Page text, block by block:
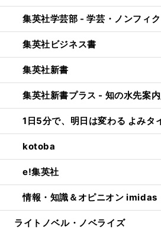
集英社学芸部 - 学芸・ノンフィ
集英社ビジネス書
集英社新書
集英社新書プラス - 知の水先案
1日5分で、明日は変わる よみ
kotoba
e!集英社
情報・知識＆オピニオン imidas
ライトノベル・ノベライズ